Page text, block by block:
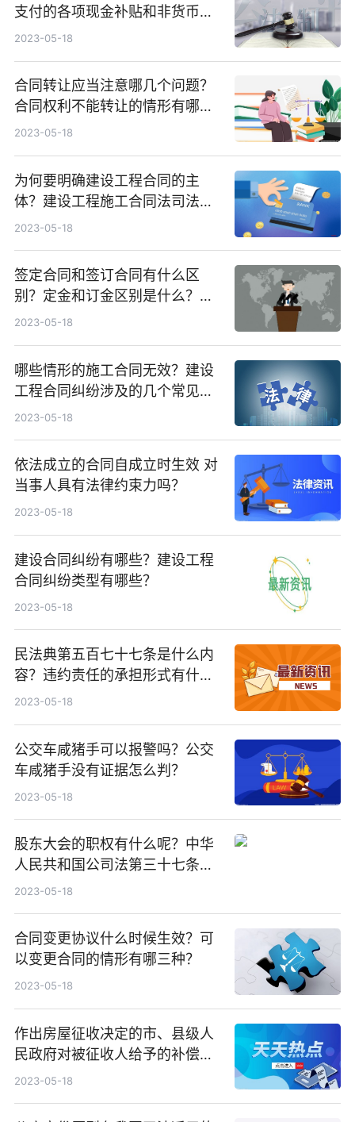
支付的各项现金补贴和非货币性
福利包括哪些内容？
2023-05-18
合同转让应当注意哪几个问题？
合同权利不能转让的情形有哪
些？
2023-05-18
为何要明确建设工程合同的主
体？建设工程施工合同法司法解
释是什么？
2023-05-18
签定合同和签订合同有什么区
别？定金和订金区别是什么？签
署合同是什么意思？
2023-05-18
哪些情形的施工合同无效？建设
工程合同纠纷涉及的几个常见问
题？
2023-05-18
依法成立的合同自成立时生效 对
当事人具有法律约束力吗？
2023-05-18
建设合同纠纷有哪些？建设工程
合同纠纷类型有哪些？
2023-05-18
民法典第五百七十七条是什么内
容？违约责任的承担形式有什么
呢？
2023-05-18
公交车咸猪手可以报警吗？公交
车咸猪手没有证据怎么判？
2023-05-18
股东大会的职权有什么呢？中华
人民共和国公司法第三十七条规
定股东会行使哪些职权？
2023-05-18
合同变更协议什么时候生效？可
以变更合同的情形有哪三种？
2023-05-18
作出房屋征收决定的市、县级人
民政府对被征收人给予的补偿包
括哪些内容？
2023-05-18